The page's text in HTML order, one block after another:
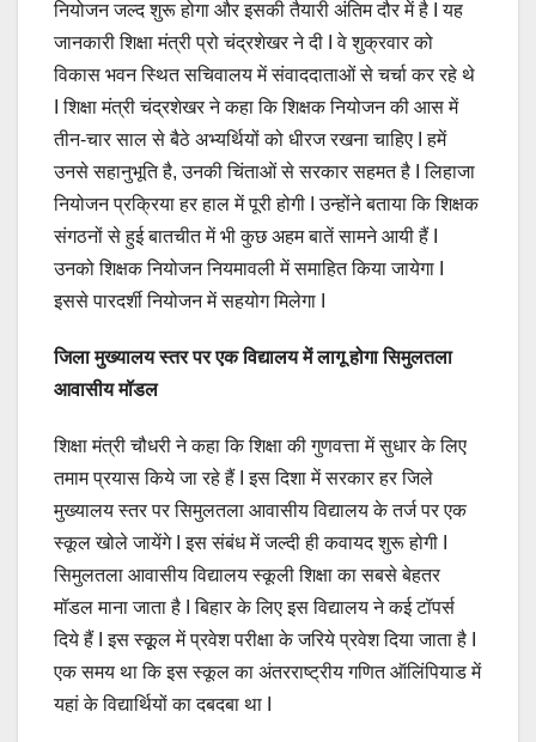
नियोजन जल्द शुरू होगा और इसकी तैयारी अंतिम दौर में है I यह
जानकारी शिक्षा मंत्री प्रो चंद्रशेखर ने दी I वे शुक्रवार को
विकास भवन स्थित सचिवालय में संवाददाताओं से चर्चा कर रहे थे
I शिक्षा मंत्री चंद्रशेखर ने कहा कि शिक्षक नियोजन की आस में
तीन-चार साल से बैठे अभ्यर्थियों को धीरज रखना चाहिए I हमें
उनसे सहानुभूति है, उनकी चिंताओं से सरकार सहमत है I लिहाजा
नियोजन प्रक्रिया हर हाल में पूरी होगी I उन्होंने बताया कि शिक्षक
संगठनों से हुई बातचीत में भी कुछ अहम बातें सामने आयी हैं I
उनको शिक्षक नियोजन नियमावली में समाहित किया जायेगा I
इससे पारदर्शी नियोजन में सहयोग मिलेगा I
जिला मुख्यालय स्तर पर एक विद्यालय में लागू होगा सिमुलतला
आवासीय मॉडल
शिक्षा मंत्री चौधरी ने कहा कि शिक्षा की गुणवत्ता में सुधार के लिए
तमाम प्रयास किये जा रहे हैं I इस दिशा में सरकार हर जिले
मुख्यालय स्तर पर सिमुलतला आवासीय विद्यालय के तर्ज पर एक
स्कूल खोले जायेंगे I इस संबंध में जल्दी ही कवायद शुरू होगी I
सिमुलतला आवासीय विद्यालय स्कूली शिक्षा का सबसे बेहतर
मॉडल माना जाता है I बिहार के लिए इस विद्यालय ने कई टॉपर्स
दिये हैं I इस स्कूूल में प्रवेश परीक्षा के जरिये प्रवेश दिया जाता है I
एक समय था कि इस स्कूल का अंतरराष्ट्रीय गणित ऑलिंपियाड में
यहां के विद्यार्थियों का दबदबा था I